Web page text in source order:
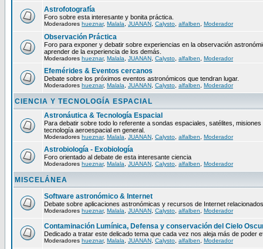
Astrofotografía
Foro sobre esta interesante y bonita práctica.
Moderadores hueznar, Malala JUANAN Calysto alfalben Moderador
Observación Práctica
Foro para exponer y debatir sobre experiencias en la observación
aprender de la experiencia de los demás.
Moderadores hueznar, Malala JUANAN Calysto alfalben Moderador
Efemérides & Eventos cercanos
Debate sobre los próximos eventos astronómicos que tendran lugar.
Moderadores hueznar, Malala JUANAN Calysto alfalben Moderador
CIENCIA Y TECNOLOGÍA ESPACIAL
Astronáutica & Tecnología Espacial
Para debatir sobre todo lo referente a sondas espaciales, satélites,
tecnología aeroespacial en general.
Moderadores hueznar, Malala JUANAN Calysto alfalben Moderador
Astrobiología - Exobiología
Foro orientado al debate de esta interesante ciencia
Moderadores hueznar, Malala JUANAN Calysto alfalben Moderador
MISCELÁNEA
Software astronómico & Internet
Debate sobre aplicaciones astronómicas y recursos de Internet
Moderadores hueznar, Malala JUANAN Calysto alfalben Moderador
Contaminación Lumínica, Defensa y conservación del Cielo
Dedicado a tratar este delicado tema que cada vez nos aleja más de poder
Moderadores hueznar, Malala JUANAN Calysto alfalben Moderador